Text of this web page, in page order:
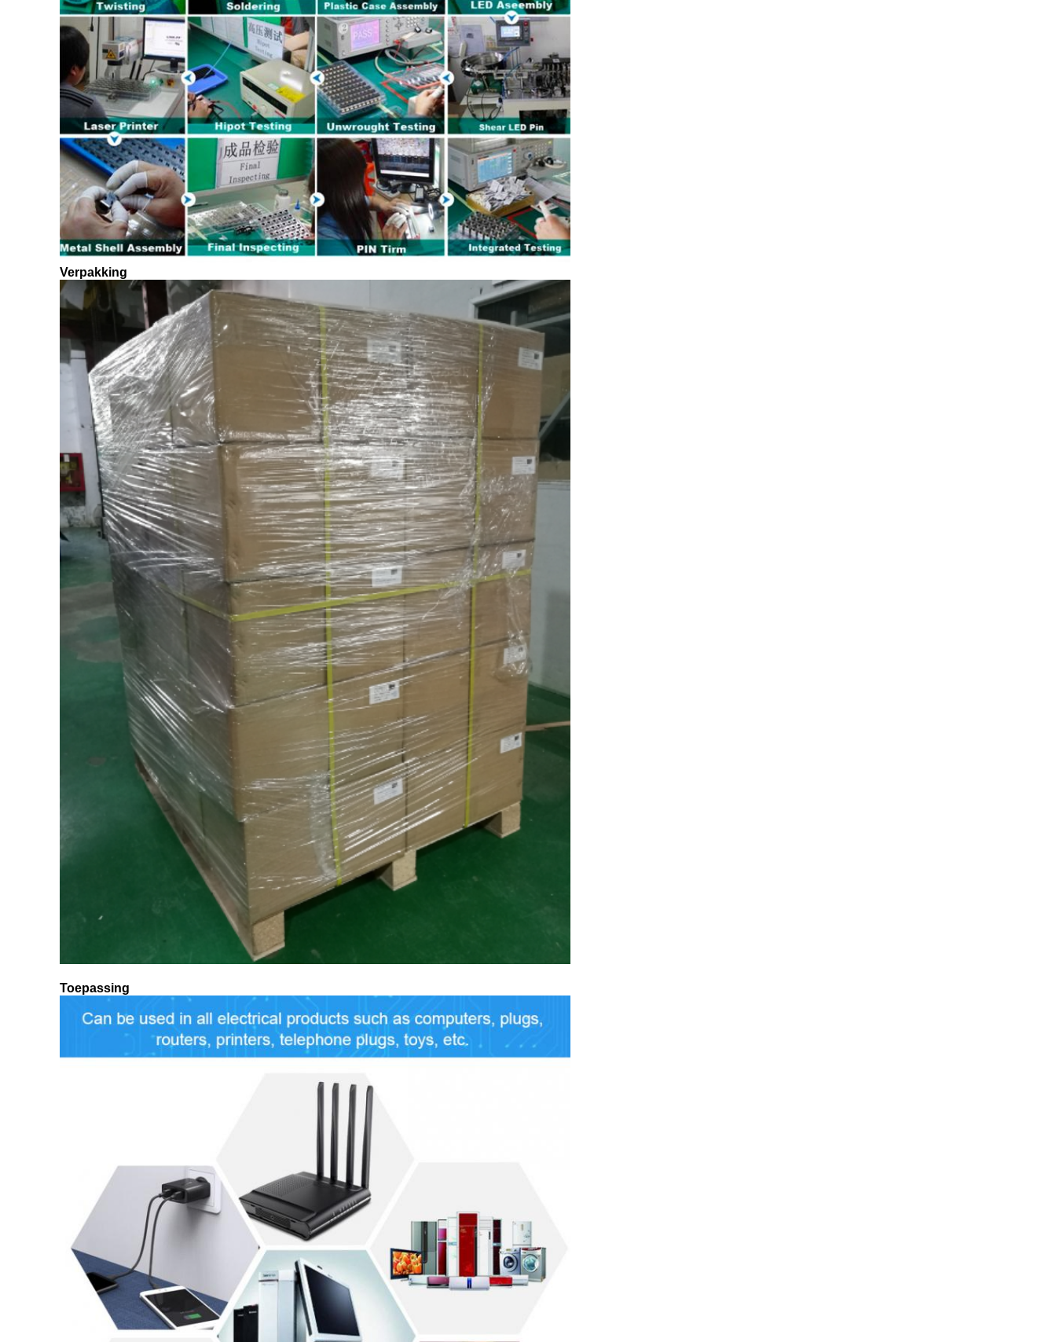
Verpakking
Toepassing